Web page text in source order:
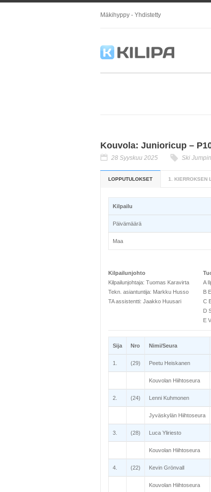
Mäkihyppy - Yhdistetty
Kouvola: Junioricup –
28 Syyskuu 2025 Ski
LOPPUTULOKSET 1. KIERROKSEN
Kilpailu
Päivämäärä
Maa
Kilpailunjohto
Kilpailunjohtaja: Tuomas Karavirta
Tekn. asiantuntija: Markku Husso
TA assistentti: Jaakko Huusari
A
B
C
D
E
Sija Nro Nimi/Seura
1. (29) Peetu Heiskanen
Kouvolan Hiihtoseura
2. (24) Lenni Kuhmonen
Jyväskylän Hiihtoseura
3. (28) Luca Yliriesto
Kouvolan Hiihtoseura
4. (22) Kevin Grönvall
Kouvolan Hiihtoseura